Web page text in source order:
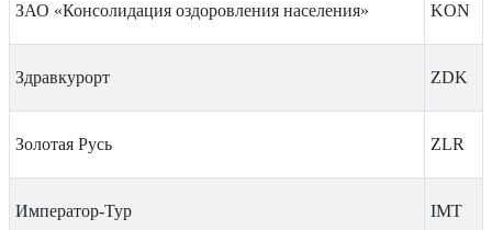
ЗАО «Консолидация оздоровления населения» KON
Здравкурорт ZDK
Золотая Русь ZLR
Император-Тур IMT